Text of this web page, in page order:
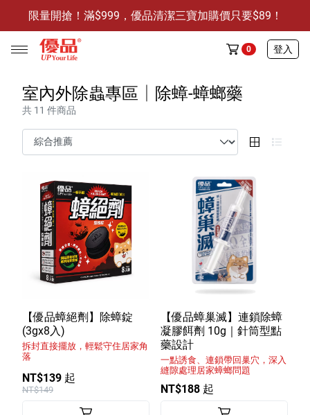
限量開搶！滿$999，優品清潔三寶加購價只要$89！
防霉清潔好幫手-任3件贈保濕抗菌洗手乳
限量開搶！滿$999，優品清潔三寶加購價只要$89！
0 登入
任選活動
商品介紹
全部商品
限時特賣
防霉清潔好幫手(任3件，贈抗菌保濕洗手乳)
室內外除蟲專區
媽媽廚房專區
浴室清潔專區
清潔大掃除專區
室內外除蟲專區│除蟑-蟑螂藥
共 11 件商品
【優品蟑絕劑】除蟑錠
(3gx8入)
拆封直接擺放，輕鬆守住居家角
落
NT$139 起
NT$149
【優品蟑巢滅】連鎖除蟑
凝膠餌劑 10g｜針筒型點
藥設計
一點誘食、連鎖帶回巢穴，深入
縫隙處理居家蟑螂問題
NT$188 起